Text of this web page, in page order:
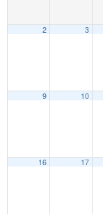
2 3
9 10
16 17